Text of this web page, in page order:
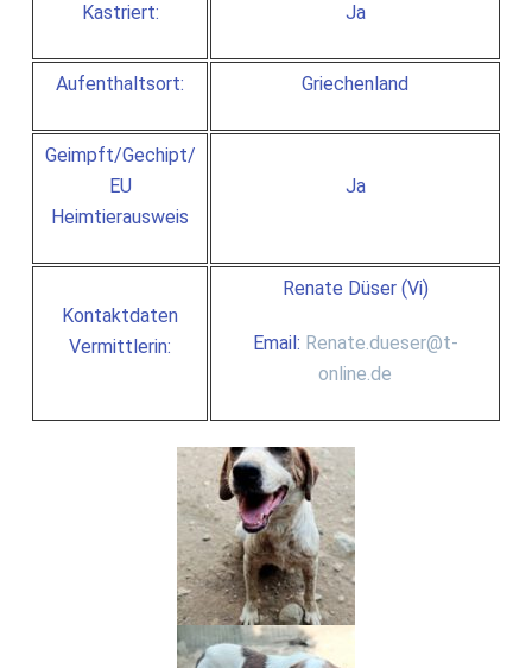
Kastriert: Ja
Aufenthaltsort: Griechenland
Geimpft/Gechipt/
EU
Heimtierausweis
Ja
Kontaktdaten
Vermittlerin:
Renate Düser (Vi)
Email: Renate.dueser@t-
online.de